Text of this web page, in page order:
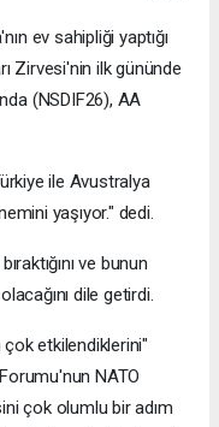
ev sahipliği yaptığı
Zirvesi'nin ilk gününde
(NSDIF26), AA
ile Avustralya
yaşıyor." dedi.
ve bunun
dile getirdi.
etkilendiklerini"
NATO
çok olumlu bir adım